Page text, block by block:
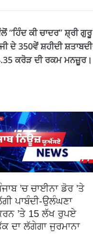
“ਹਿੰਦ ਕੀ ਚਾਦਰ” ਸ਼੍ਰੀ ਗੁਰੂ
ਦੇ 350ਵੇਂ ਸ਼ਹੀਦੀ ਸ਼ਤਾਬਦੀ
ਕਰੋੜ ਦੀ ਰਕਮ ਮਨਜ਼ੂਰ।
’ਚ ਚਾਈਨਾ ਡੋਰ ’ਤੇ
ਪਾਬੰਦੀ-ਉਲੰਘਣਾ
’ਤੇ 15 ਲੱਖ ਰੁਪਏ
ਦਾ ਲੱਗੇਗਾ ਜੁਰਮਾਨਾ